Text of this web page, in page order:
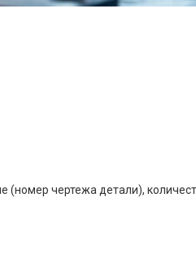
(номер чертежа детали),